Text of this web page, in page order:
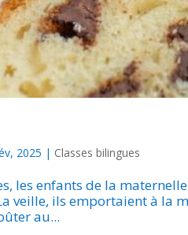
2025 | Classes bilingues
les enfants de la
veille, ils emportaient à la
au...